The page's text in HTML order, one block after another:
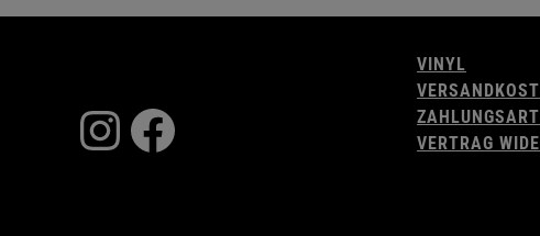
Instagram
Facebook
VINYL
VERTRAG